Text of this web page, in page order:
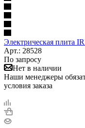
Электрическая плита
Арт.: 28528
По запросу
Нет в наличии
Наши менеджеры
условия заказа